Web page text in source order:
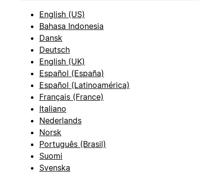
English (US)
Bahasa Indonesia
Dansk
Deutsch
English (UK)
Español (España)
Español (Latinoamérica)
Français (France)
Italiano
Nederlands
Norsk
Português (Brasil)
Suomi
Svenska